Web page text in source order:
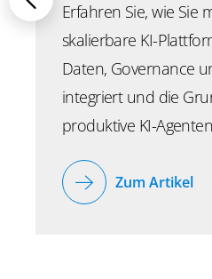
Erfahren Sie, wie Sie
skalierbare KI-
Daten, Governance
integriert und die
produktive KI-
Zum Artikel